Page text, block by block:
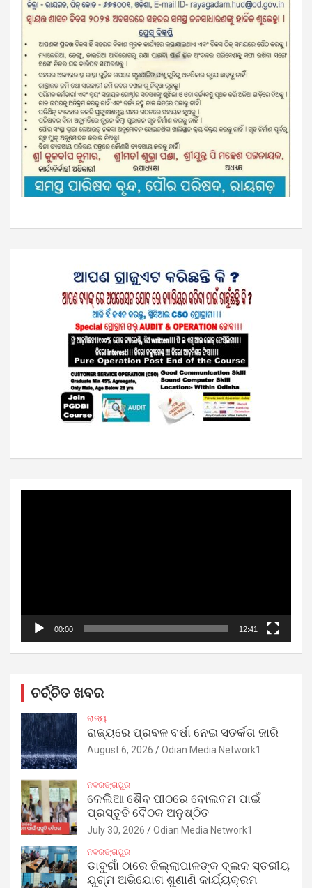
00:00 12:41
ଚର୍ଚ୍ଚିତ ଖବର
ରାଜ୍ୟ
ରାଜ୍ୟରେ ପ୍ରବଳ ବର୍ଷା ନେଇ ସତର୍କତା ଜାରି
August 6, 2026 Odian Media Network1
ନବରଙ୍ଗପୁର
କେଲିଆ ଶୈବ ପୀଠରେ ବୋଲବମ ପାଇଁ
ପ୍ରସ୍ତୁତି ବୈଠକ ଅନୁଷ୍ଠିତ
July 30, 2026 Odian Media Network1
ନବରଙ୍ଗପୁର
ଡାବୁଗାଁ ଠାରେ ଜିଲ୍ଲାପାଳଙ୍କ ବ୍ଲକ ସ୍ତରୀୟ
ଯୁଗ୍ମ ଅଭିଯୋଗ ଶୁଣାଣି କାର୍ଯ୍ୟକ୍ରମ